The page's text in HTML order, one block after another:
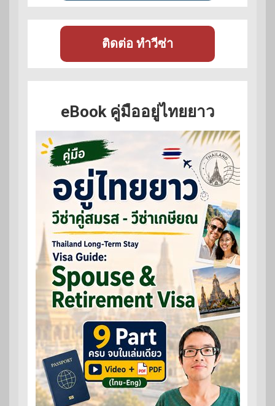
ติดต่อ ทำวีซ่า
eBook คู่มืออยู่ไทยยาว